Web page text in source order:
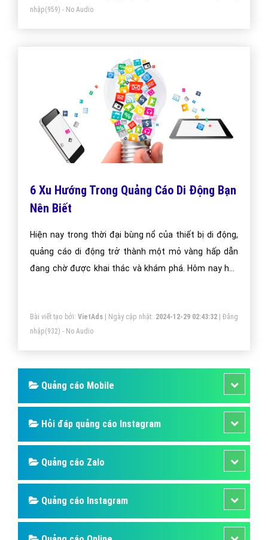
nhập(959) - No Audio
6 Xu Hướng Trong Quảng Cáo Di Động Bạn
Nên Biết
Hiện nay trong thời đại bùng nổ của thiết bị di động,
quảng cáo di động trở thành một mỏ vàng hấp dẫn
đang chờ được khai thác và khám phá. Hôm nay hãy
Bài viết tạo bởi: VietAds| Ngày cập nhật: 2024-12-29 02:43:32|Đăng
nhập(932) - No Audio
Quảng cáo Mobile
Hỏi đáp quảng cáo Instagram
Quảng cáo Zalo
Quảng cáo Instagram